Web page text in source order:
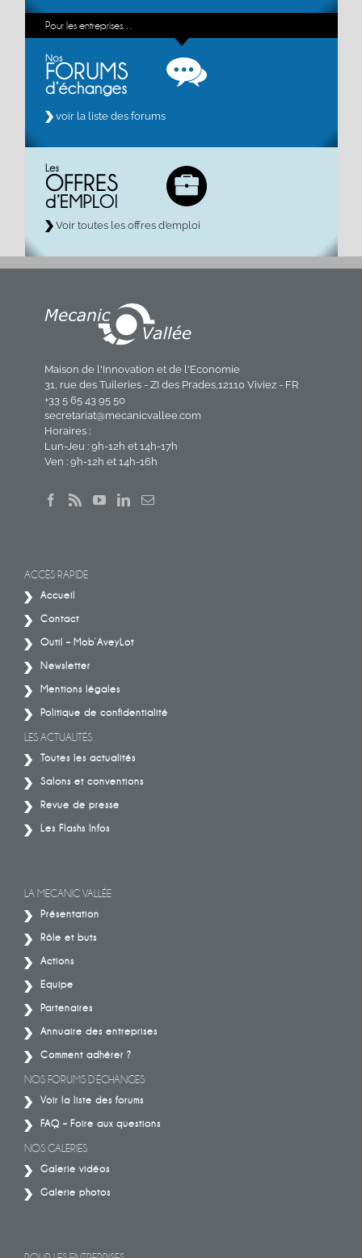
Pour les entreprises…
voir la liste des forums
Voir toutes les offres d’emploi
Maison de l'Innovation et de l'Economie
31, rue des Tuileries - ZI des Prades,12110 Viviez - FR
+33 5 65 43 95 50
secretariat@mecanicvallee.com
Horaires :
Lun-Jeu : 9h-12h et 14h-17h
Ven : 9h-12h et 14h-16h
ACCÈS RAPIDE
Accueil
Contact
Outil – Mob’AveyLot
Newsletter
Mentions légales
Politique de confidentialité
LES ACTUALITÉS
Toutes les actualités
Salons et conventions
Revue de presse
Les Flashs Infos
LA MECANIC VALLÉE
Présentation
Rôle et buts
Actions
Equipe
Partenaires
Annuaire des entreprises
Comment adhérer ?
NOS FORUMS D’ÉCHANGES
Voir la liste des forums
FAQ – Foire aux questions
NOS GALERIES
Galerie vidéos
Galerie photos